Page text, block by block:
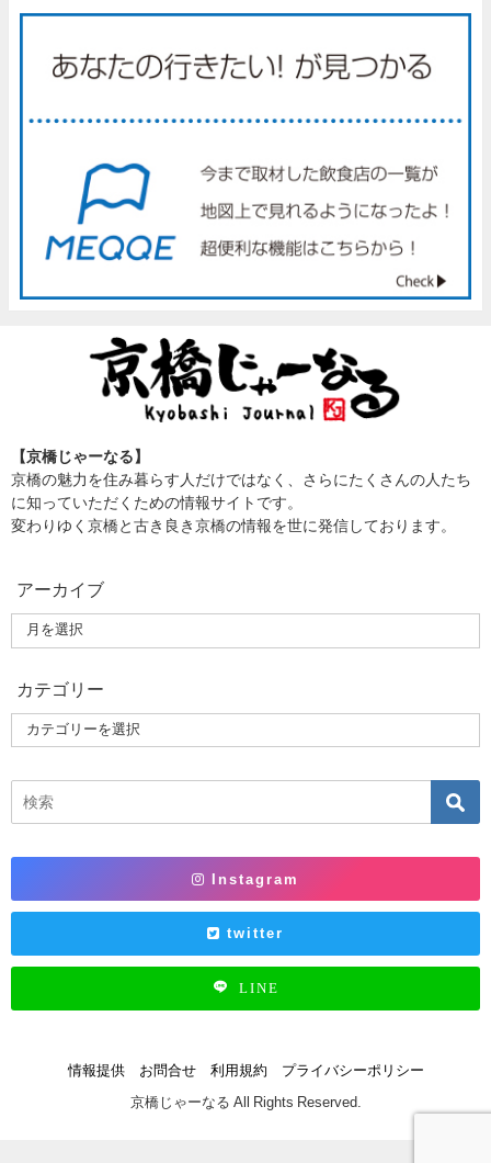
【京橋じゃーなる】
京橋の魅力を住み暮らす人だけではなく、さらにたくさんの人たち
に知っていただくための情報サイトです。
変わりゆく京橋と古き良き京橋の情報を世に発信しております。
アーカイブ
カテゴリー
Instagram
twitter
LINE
情報提供 お問合せ 利用規約 プライバシーポリシー
京橋じゃーなる All Rights Reserved.